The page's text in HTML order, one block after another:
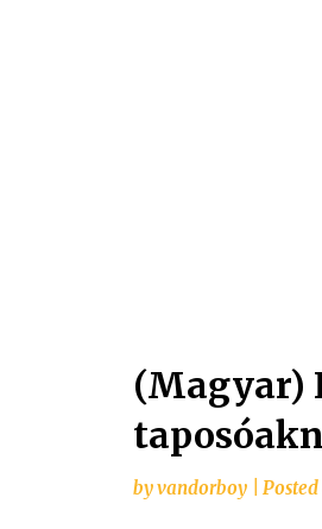
(Magyar)
byvandorboy